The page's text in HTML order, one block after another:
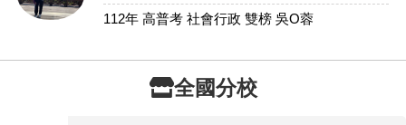
112年 高普考 社會行政 雙榜 吳O蓉
全國分校